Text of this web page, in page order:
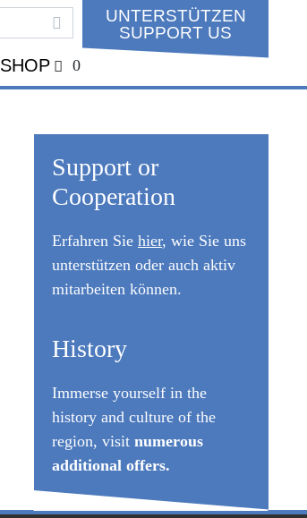
UNTERSTÜTZEN
SUPPORT US
SHOP 0
Support or
Cooperation
Erfahren Sie hier, wie Sie uns
unterstützen oder auch aktiv
mitarbeiten können.
History
Immerse yourself in the
history and culture of the
region, visit numerous
additional offers.